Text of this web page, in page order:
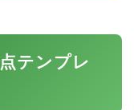
テンプレ